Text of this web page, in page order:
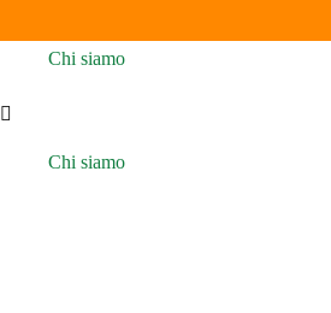
Chi siamo
Chi siamo